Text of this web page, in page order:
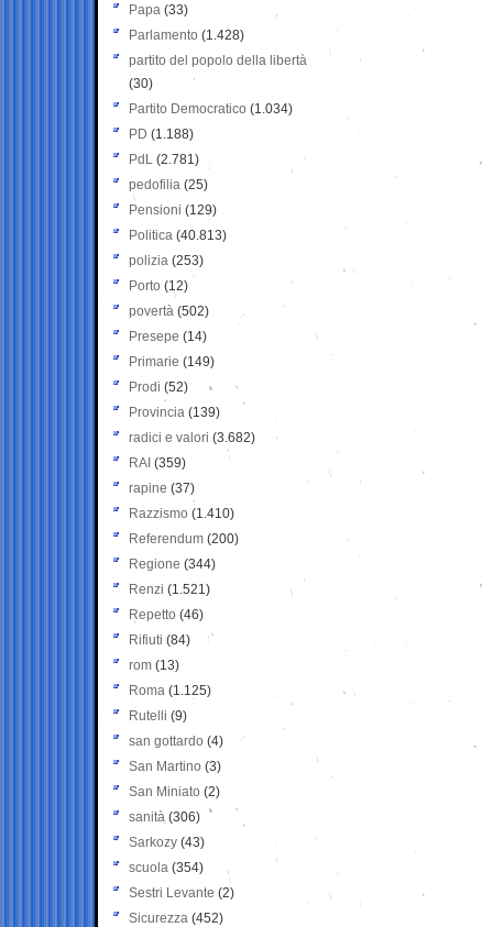
Papa (33)
Parlamento (1.428)
partito del popolo della libertà
(30)
Partito Democratico (1.034)
PD (1.188)
PdL (2.781)
pedofilia (25)
Pensioni (129)
Politica (40.813)
polizia (253)
Porto (12)
povertà (502)
Presepe (14)
Primarie (149)
Prodi (52)
Provincia (139)
radici e valori (3.682)
RAI (359)
rapine (37)
Razzismo (1.410)
Referendum (200)
Regione (344)
Renzi (1.521)
Repetto (46)
Rifiuti (84)
rom (13)
Roma (1.125)
Rutelli (9)
san gottardo (4)
San Martino (3)
San Miniato (2)
sanità (306)
Sarkozy (43)
scuola (354)
Sestri Levante (2)
Sicurezza (452)